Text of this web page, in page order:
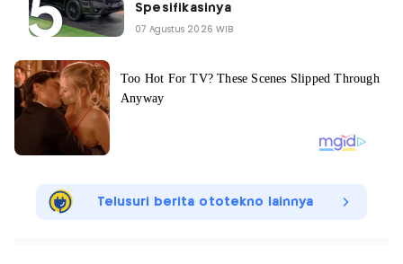
Spesifikasinya
07 Agustus 2026 WIB
Telusuri berita ototekno lainnya